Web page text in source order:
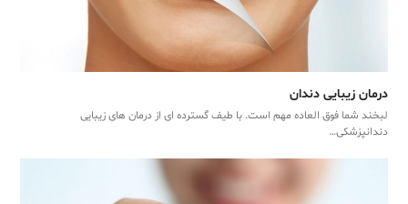
درمان زیبایی دندان
لبخند شما فوق العاده مهم است. با طیف گسترده ای از درمان های زیبایی
دندانپزشکی…